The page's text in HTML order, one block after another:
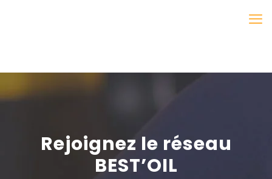
Rejoignez le réseau
BEST’OIL